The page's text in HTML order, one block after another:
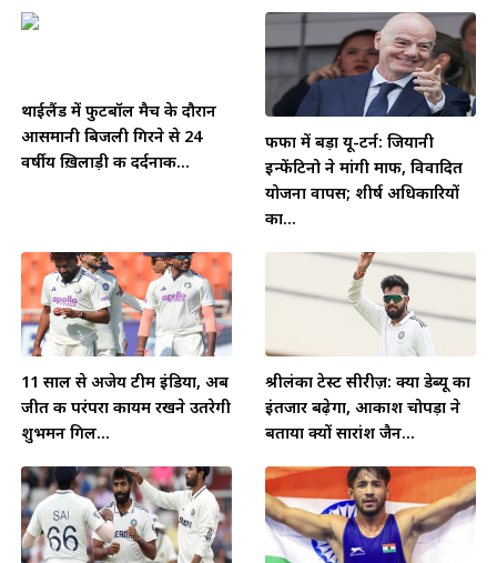
थाईलैंड में फुटबॉल मैच के दौरान
आसमानी बिजली गिरने से 24
वर्षीय ख़िलाड़ी की दर्दनाक...
फीफा में बड़ा यू-टर्न: जियानी
इन्फेंटिनो ने मांगी माफी, विवादित
योजना वापस; शीर्ष अधिकारियों
का...
11 साल से अजेय टीम इंडिया, अब
जीत की परंपरा कायम रखने उतरेगी
शुभमन गिल...
श्रीलंका टेस्ट सीरीज़: क्या डेब्यू का
इंतजार बढ़ेगा, आकाश चोपड़ा ने
बताया क्यों सारांश जैन...